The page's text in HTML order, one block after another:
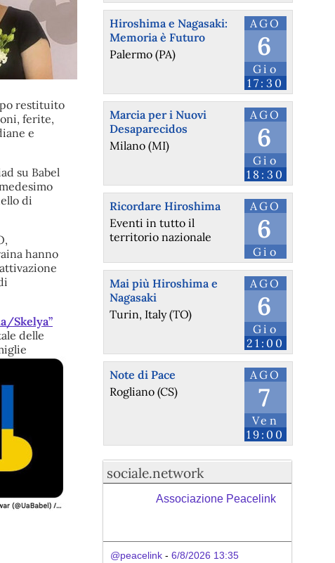
restituito
ferite,
e
su Babel
di
hanno
Skelya”
delle
AGO
6
Gio
17:30
Hiroshima e Nagasaki:
Memoria è Futuro
Palermo (PA)
AGO
6
Gio
18:30
Marcia per i Nuovi
Desaparecidos
Milano (MI)
AGO
6
Gio
Ricordare Hiroshima
Eventi in tutto il
territorio nazionale
AGO
6
Gio
21:00
Mai più Hiroshima e
Nagasaki
Turin, Italy (TO)
AGO
7
Ven
19:00
Note di Pace
Rogliano (CS)
sociale.network
Associazione Peacelink
@peacelink - 6/8/2026 13:35